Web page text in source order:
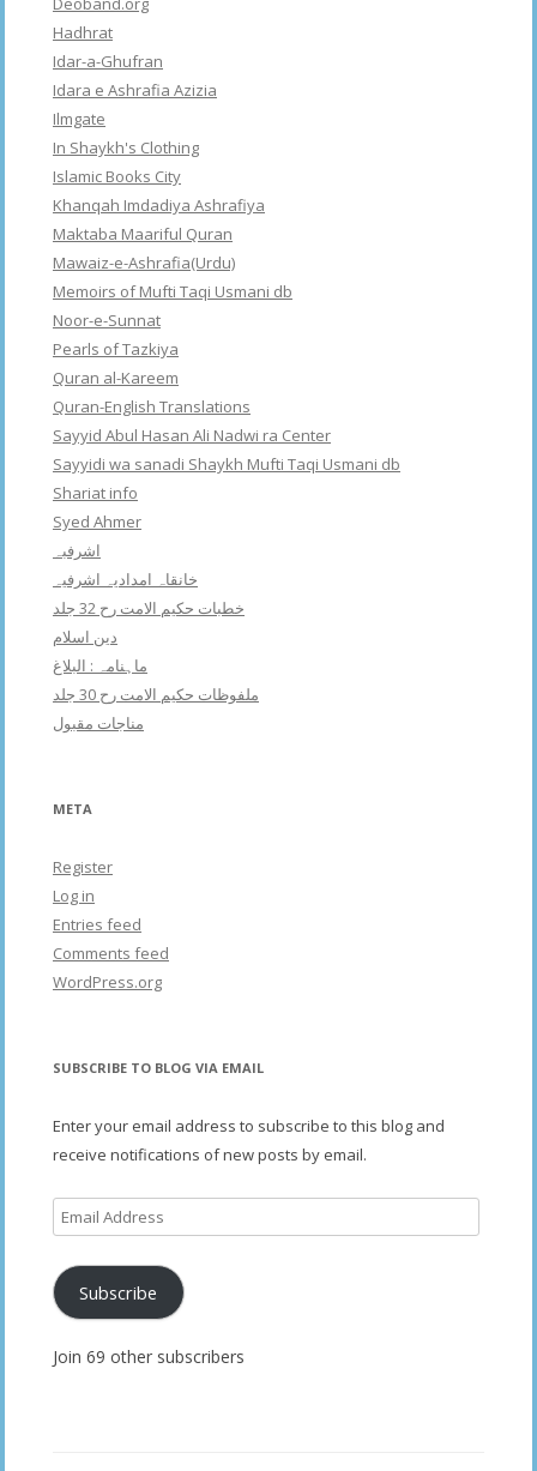
Hadhrat
Idar-a-Ghufran
Idara e Ashrafia Azizia
Ilmgate
In Shaykh's Clothing
Islamic Books City
Khanqah Imdadiya Ashrafiya
Maktaba Maariful Quran
Mawaiz-e-Ashrafia(Urdu)
Memoirs of Mufti Taqi Usmani db
Noor-e-Sunnat
Pearls of Tazkiya
Quran al-Kareem
Quran-English Translations
Sayyid Abul Hasan Ali Nadwi ra Center
Sayyidi wa sanadi Shaykh Mufti Taqi Usmani db
Shariat info
Syed Ahmer
اشرفبہ
خانقاہ امدادیہ اشرفیہ
خطبات حکیم الامت رح 32 جلد
دین اسلام
ماہنامہ : البلاغ
ملفوظات حکیم الامت رح 30 جلد
مناجات مقبول
META
Register
Log in
Entries feed
Comments feed
WordPress.org
SUBSCRIBE TO BLOG VIA EMAIL
Enter your email address to subscribe to this blog and
receive notifications of new posts by email.
Email
Address
Subscribe
Join 69 other subscribers